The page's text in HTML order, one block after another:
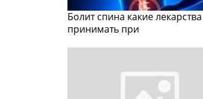
Болит спина какие лекарства
принимать при